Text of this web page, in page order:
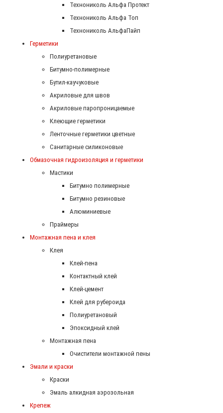
Технониколь Альфа Протект
Технониколь Альфа Топ
Технониколь АльфаПайп
Герметики
Полиуретановые
Битумно-полимерные
Бутил-каучуковые
Акриловые для швов
Акриловые паропроницаемые
Клеющие герметики
Ленточные герметики цветные
Санитарные силиконовые
Обмазочная гидроизоляция и герметики
Мастики
Битумно полимерные
Битумно резиновые
Алюминиевые
Праймеры
Монтажная пена и клея
Клея
Клей-пена
Контактный клей
Клей-цемент
Клей для рубероида
Полиуретановый
Эпоксидный клей
Монтажная пена
Очистители монтажной пены
Эмали и краски
Краски
Эмаль алкидная аэрозольная
Крепеж